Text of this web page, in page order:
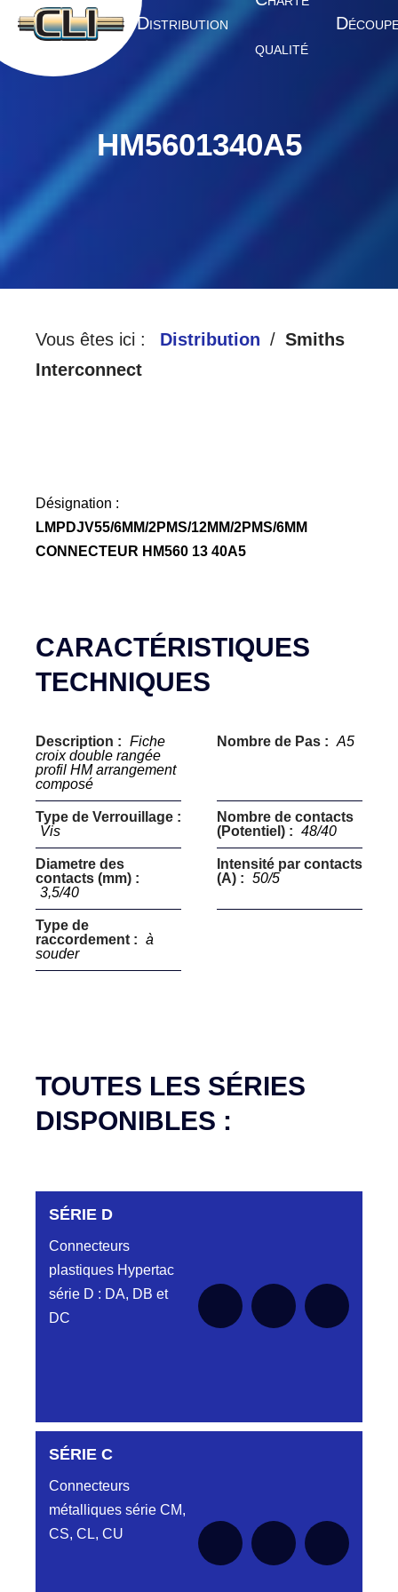
A CCUEIL DISTRIBUTION
QUALITÉ
D
HM5601340A5
Vous êtes ici : Distribution
Smiths
Interconnect
Désignation :
LMPDJV55/6MM/2PMS/12MM/2PMS/6MM
CONNECTEUR HM560 13 40A5
CARACTÉRISTIQUES
TECHNIQUES
Description : Fiche
croix double rangée
profil HM arrangement
composé
Nombre de Pas : A5
Type de Verrouillage :
Vis
Nombre de contacts
(Potentiel) : 48/40
Diametre des
contacts (mm) :
3,5/40
Intensité par contacts
(A) : 50/5
Type de
raccordement : à
souder
TOUTES LES SÉRIES
DISPONIBLES :
SÉRIE D
Connecteurs
plastiques Hypertac
série D : DA, DB et
DC
SÉRIE DA
Aucune pièce disponible pour cette série
pour le moment
SÉRIE DB
SÉRIE C
Connecteurs
métalliques série CM,
CS, CL, CU